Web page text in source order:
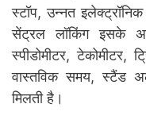
स्टॉप, उन्नत
सेंट्रल लॉकिंग इसके
स्पीडोमीटर, टेकोमीटर,
वास्तविक समय, स्टैंड
मिलती है।